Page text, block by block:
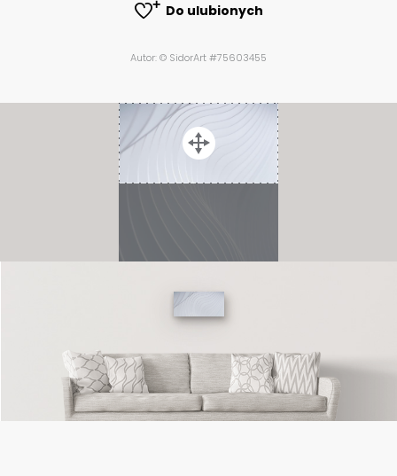
Do ulubionych
Autor: © SidorArt #75603455